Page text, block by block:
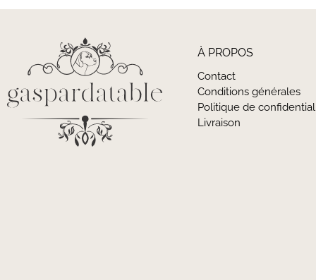
À PROPOS
Contact
Conditions générales
Politique de
Livraison